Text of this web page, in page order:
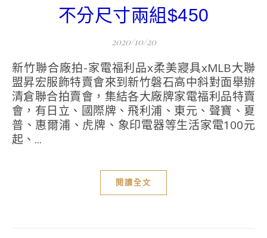
不分尺寸兩組$450
2020/10/20
新竹聯合廠拍-家電福利品x柔美寢具xMLB大聯
盟昇宏服飾特賣會來到新竹磐石高中斜對面舉辦
清倉聯合拍賣會，集結各大廠牌家電福利品特賣
會，有日立、國際牌、飛利浦、東元、聲寶、夏
普、惠爾浦、虎牌、象印電器等生活家電100元
起、...
閱讀全文